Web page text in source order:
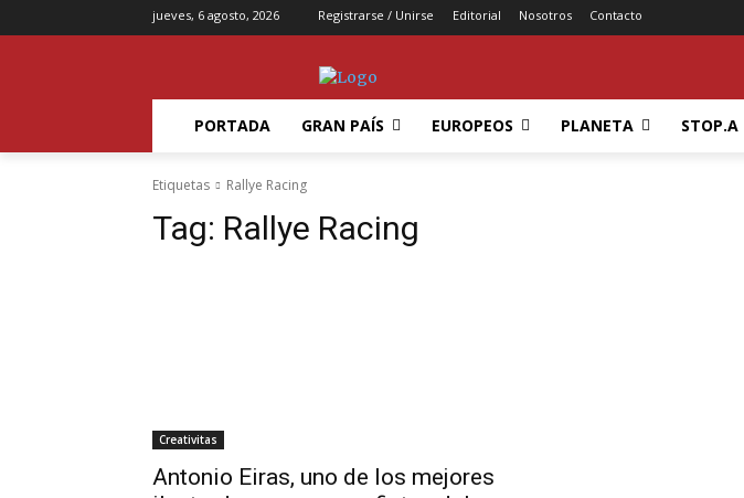
jueves, 6 agosto, 2026 Registrarse / Unirse Editorial Nosotros Contacto
PORTADA GRAN PAÍS EUROPEOS PLANETA STOP.A
Etiquetas Rallye Racing
Tag: Rallye Racing
Creativitas
Antonio Eiras, uno de los mejores